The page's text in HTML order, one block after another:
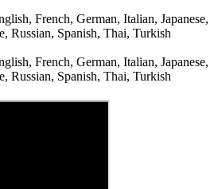
French, German, Italian, Japanese,
Russian, Spanish, Thai, Turkish
French, German, Italian, Japanese,
Russian, Spanish, Thai, Turkish